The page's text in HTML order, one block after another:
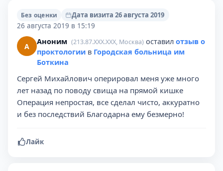
Без оценки
Дата визита 26 августа 2019
26 августа 2019 в 15:19
А Аноним (213.87.XXX.XXX, Москва) оставил отзыв о
проктологии в Городская больница им
Боткина
Сергей Михайлович оперировал меня уже много
лет назад по поводу свища на прямой кишке
Операция непростая, все сделал чисто, аккуратно
и без последствий Благодарна ему безмерно!
Лайк